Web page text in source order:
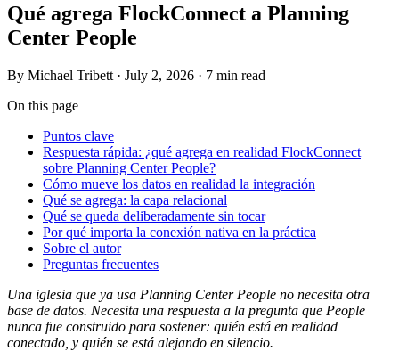
Qué agrega FlockConnect a Planning
Center People
By Michael Tribett · July 2, 2026 · 7 min read
On this page
Puntos clave
Respuesta rápida: ¿qué agrega en realidad FlockConnect
sobre Planning Center People?
Cómo mueve los datos en realidad la integración
Qué se agrega: la capa relacional
Qué se queda deliberadamente sin tocar
Por qué importa la conexión nativa en la práctica
Sobre el autor
Preguntas frecuentes
Una iglesia que ya usa Planning Center People no necesita otra
base de datos. Necesita una respuesta a la pregunta que People
nunca fue construido para sostener: quién está en realidad
conectado, y quién se está alejando en silencio.